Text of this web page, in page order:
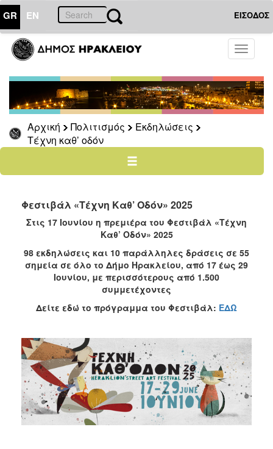
GR EN ΕΙΣΟΔΟΣ
Toggle
Αρχική Πολιτισμός
Εκδηλώσεις
Τέχνη καθ’ οδόν
ΠΟΛΙΤΙΣΜΟΣ
Ηράκλειο
–
Καλοκαίρι
Φεστιβάλ
των
Τέχνη
οδόν
2024
2022
2021
2017
Κρήτη
5
+
1
Καστρινή
Αποκριά
Φεστιβάλ «Τέχνη Καθ’ Οδόν» 2025
Στις 17 Ιουνίου η πρεμιέρα του Φεστιβάλ «Τέχνη
Καθ’ Οδόν» 2025
98 εκδηλώσεις και 10 παράλληλες δράσεις σε 55
σημεία σε όλο το Δήμο Ηρακλείου, από 17 έως 29
Ιουνίου, με περισσότερους από 1.500
συμμετέχοντες
Δείτε εδώ το πρόγραμμα του Φεστιβάλ: ΕΔΩ